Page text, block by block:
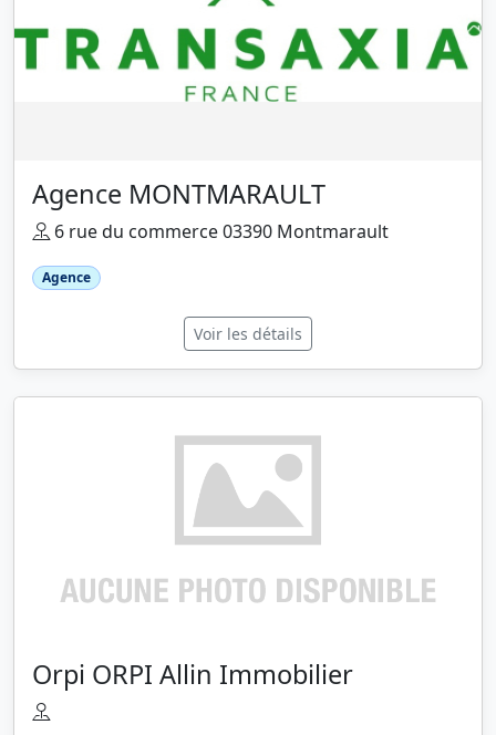
Agence MONTMARAULT
6 rue du commerce 03390 Montmarault
Agence
Voir les détails
Orpi ORPI Allin Immobilier